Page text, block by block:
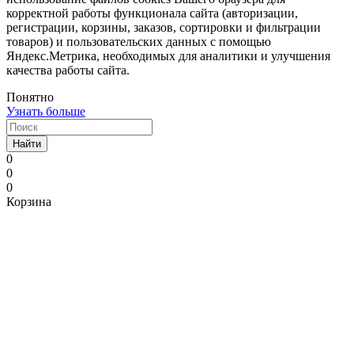
корректной работы функционала сайта (авторизации,
регистрации, корзины, заказов, сортировки и фильтрации
товаров) и пользовательских данных с помощью
Яндекс.Метрика, необходимых для аналитики и улучшения
качества работы сайта.
Понятно
Узнать больше
Найти
0
0
0
Корзина